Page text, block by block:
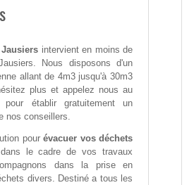
intervient en moins de
Nous disposons d'un
allant de 4m3 jusqu'à 30m3
plus et appelez nous au
pour établir gratuitement un
nos conseillers.
pour évacuer vos déchets
le cadre de vos travaux
dans la prise en
divers. Destiné a tous les